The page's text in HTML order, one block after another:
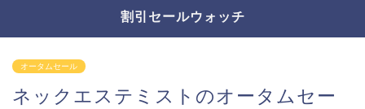
割引セールウォッチ
オータムセール
ネックエステミストのオータムセー